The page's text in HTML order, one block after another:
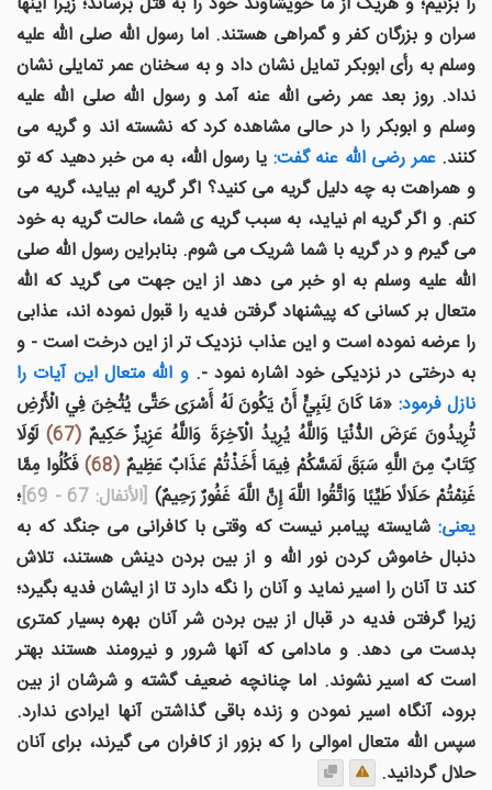
سران و بزرگان کفر و گمراهی هستند. اما رسول الله صلی الله علیه
وسلم به رأی ابوبکر تمايل نشان داد و به سخنان عمر تمايلی نشان
نداد. روز بعد عمر رضی الله عنه آمد و رسول الله صلی الله علیه
وسلم و ابوبکر را در حالی مشاهده کرد که نشسته اند و گريه می
کنند. عمر رضی الله عنه گفت: يا رسول الله، به من خبر دهید که تو
و همراهت به چه دلیل گريه می کنيد؟ اگر گريه ام بيايد، گريه می
کنم. و اگر گريه ام نيايد، به سبب گريه ی شما، حالت گریه به خود
می گیرم و در گریه با شما شریک می شوم. بنابراین رسول الله صلی
الله علیه وسلم به او خبر می دهد از این جهت می گرید که الله
متعال بر کسانی که پیشنهاد گرفتن فدیه را قبول نموده اند، عذابی
را عرضه نموده است و این عذاب نزدیک تر از این درخت است - و
به درختی در نزدیکی خود اشاره نمود -. و الله متعال اين آيات را
نازل فرمود: «مَا كَانَ لِنَبِيٍّ أَنْ يَكُونَ لَهُ أَسْرَى حَتَّى يُثْخِنَ فِي الْأَرْضِ
تُرِيدُونَ عَرَضَ الدُّنْيَا وَاللَّهُ يُرِيدُ الْآخِرَةَ وَاللَّهُ عَزِيزٌ حَكِيمٌ (67)
لَوْلَا
كِتَابٌ مِنَ اللَّهِ سَبَقَ لَمَسَّكُمْ فِيمَا أَخَذْتُمْ عَذَابٌ عَظِيمٌ (68)
فَكُلُوا مِمَّا
غَنِمْتُمْ حَلَالًا طَيِّبًا وَاتَّقُوا اللَّهَ إِنَّ اللَّهَ غَفُورٌ رَحِيمٌ) [الأنفال: 67 - 69]
؛
یعنی: شایسته پیامبر نیست که وقتی با کافرانی می جنگد که به
دنبال خاموش کردن نور الله و از بین بردن دینش هستند، تلاش
کند تا آنان را اسیر نماید و آنان را نگه دارد تا از ایشان فدیه بگیرد؛
زیرا گرفتن فدیه در قبال از بین بردن شر آنان بهره بسیار کمتری
بدست می دهد. و مادامی که آنها شرور و نیرومند هستند بهتر
است که اسیر نشوند. اما چنانچه ضعیف گشته و شرشان از بین
برود، آنگاه اسیر نمودن و زنده باقی گذاشتن آنها ایرادی ندارد.
سپس الله متعال اموالی را که بزور از کافران می گیرند، برای آنان
حلال گردانید.